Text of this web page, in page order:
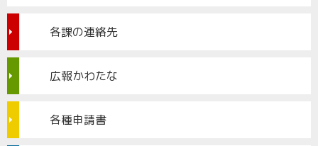
各課の連絡先
広報かわたな
各種申請書